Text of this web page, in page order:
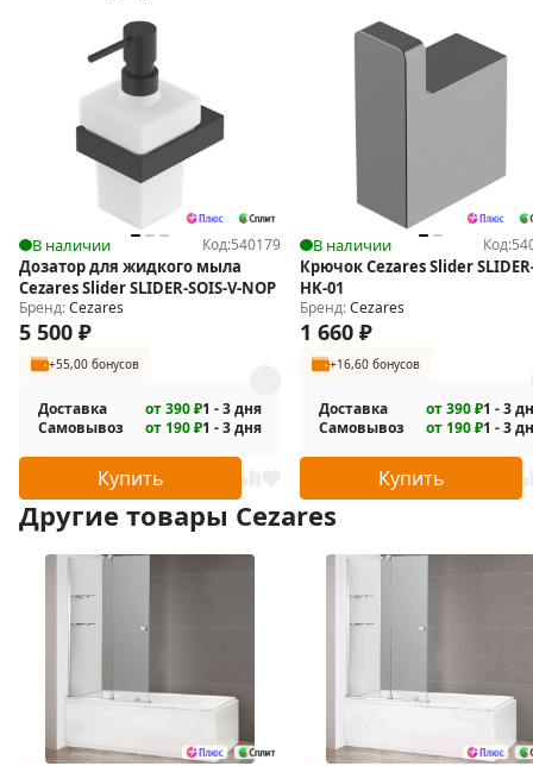
Конструкция двери: складная.
Количество секций двери: 4.
Толщина полотна двери: 5 мм.
Монтаж осуществляется на ванну.
Цвет профиля: хром.
Материал полотна двери: закаленное стекло, стандарт
Материал профиля: анодированный алюминий, стандарт
DIN17611 2007.
Секция шторки крепится с помощью цилиндрической
петли с подъемным механизмом, открывается плавно и
без усилий.
При правостороннем и левостороннем способе установки
изменяется способ сложения секций шторки:
При левостороннем способе установки, шторка
складывается наружу.
При правостороннем способе установки, шторка
Шторка на ванну.
Инструкция.
В наличии Код:540179
Дозатор для жидкого мыла
Cezares Slider SLIDER-SOIS-V-NOP
Бренд:Cezares
5 500 ₽
+55,00 бонусов
Доставка от 390 ₽1 - 3 дня
Самовывоз
от 190 ₽1 - 3 дня
Купить
В наличии Код:
Крючок Cezares Slider
HK-01
Бренд:Cezares
1 660 ₽
+16,60 бонусов
Доставка от 390 ₽1 - 3
Самовывоз
от 190 ₽1 - 3
Купить
Другие товары Cezares